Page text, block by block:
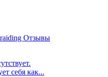
Отзывы
себя как...